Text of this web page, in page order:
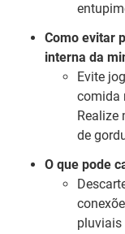
Como evitar
interna da
Evite
comida
Realize
de
O que pode
pluviais